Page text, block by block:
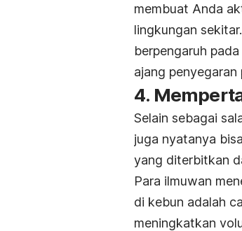
membuat Anda
lingkungan
berpengaruh pada
ajang
4.
Selain sebagai
juga nyatanya
yang diterbitkan
Para ilmuwan
di kebun adalah
meningkatkan